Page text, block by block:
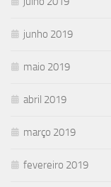
junho 2019
maio 2019
abril 2019
março 2019
fevereiro 2019